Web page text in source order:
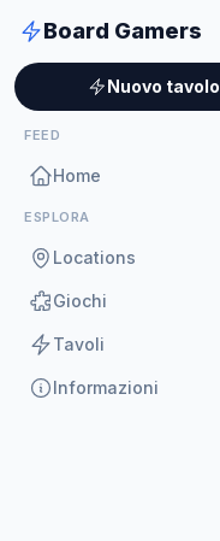
Board Gamers
Nuovo tavolo
FEED
Home
ESPLORA
Locations
Giochi
Tavoli
Informazioni